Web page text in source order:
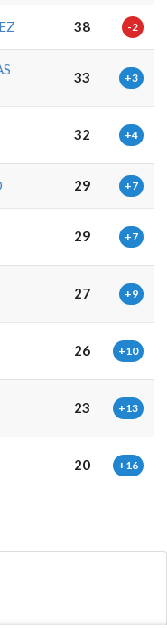
38 -2
33 +3
32 +4
29 +7
29 +7
27 +9
26 +10
23 +13
20 +16